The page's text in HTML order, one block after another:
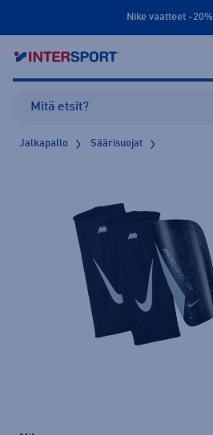
Nike vaatteet -20%
Jalkapallo Säärisuojat